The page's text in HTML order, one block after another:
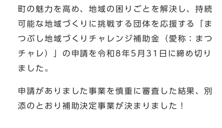
町の魅力を高め、地域の困りごとを解決し、持続
可能な地域づくりに挑戦する団体を応援する「ま
つぶし地域づくりチャレンジ補助金（愛称：まつ
チャレ）」の申請を令和8年5月31日に締め切り
ました。
申請がありました事業を慎重に審査した結果、別
添のとおり補助決定事業が決まりました！